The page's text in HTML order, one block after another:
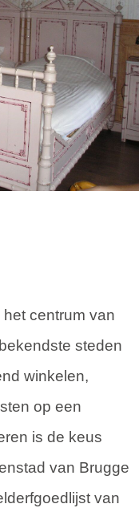
centrum van
steden
winkelen,
op een
is de keus
van Brugge
van